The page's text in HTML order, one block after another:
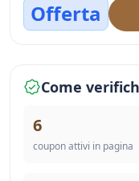
Offerta
Come
6
coupon attivi in pagina